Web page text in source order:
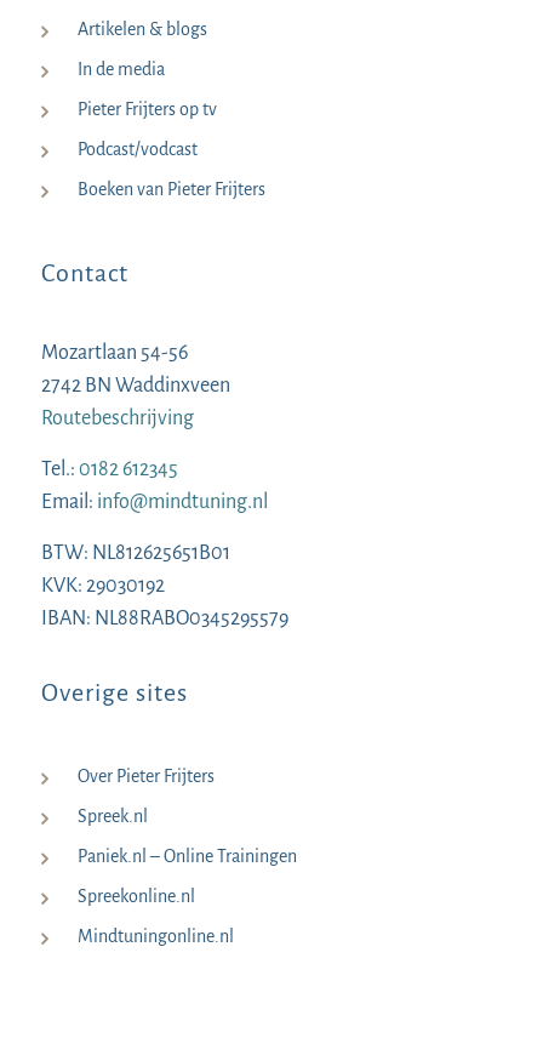
Artikelen & blogs
In de media
Pieter Frijters op tv
Podcast/vodcast
Boeken van Pieter Frijters
Contact
Mozartlaan 54-56
2742 BN Waddinxveen
Routebeschrijving
Tel.: 0182 612345
Email: info@mindtuning.nl
BTW: NL812625651B01
KVK: 29030192
IBAN: NL88RABO0345295579
Overige sites
Over Pieter Frijters
Spreek.nl
Paniek.nl – Online Trainingen
Spreekonline.nl
Mindtuningonline.nl